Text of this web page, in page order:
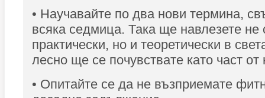
• Научавайте по два нови термина,
всяка седмица. Така ще навлезете не
практически, но и теоретически в
лесно ще се почувствате като част от
• Опитайте се да не възприемате